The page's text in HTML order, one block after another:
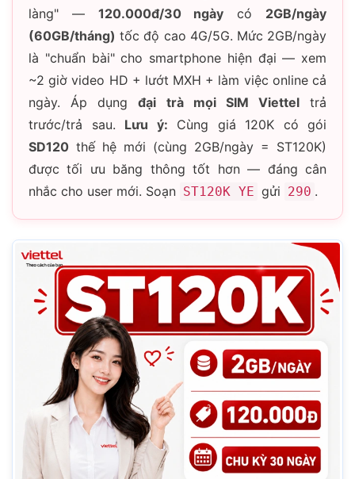
làng" — 120.000đ/30 ngày có 2GB/ngày
(60GB/tháng) tốc độ cao 4G/5G. Mức 2GB/ngày
là "chuẩn bài" cho smartphone hiện đại — xem
~2 giờ video HD + lướt MXH + làm việc online cả
ngày. Áp dụngđại trà mọi SIM Vietteltrả
trước/trả sau. Lưu ý: Cùng giá 120K có gói
SD120 thế hệ mới (cùng 2GB/ngày = ST120K)
được tối ưu băng thông tốt hơn — đáng cân
nhắc cho user mới. Soạn ST120K YE gửi 290 .